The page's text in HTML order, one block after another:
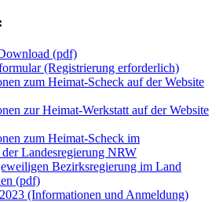
(pdf)
(Registrierung erforderlich)
zum Heimat-Scheck auf der Website
zur Heimat-Werkstatt auf der Website
zum Heimat-Scheck im
Landesregierung NRW
Bezirksregierung im Land
(pdf)
(Informationen und Anmeldung)